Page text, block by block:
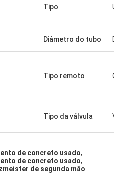
Tipo
Diâmetro do tubo
Tipo remoto
Tipo da válvula
de concreto usado,
de concreto usado,
de segunda mão